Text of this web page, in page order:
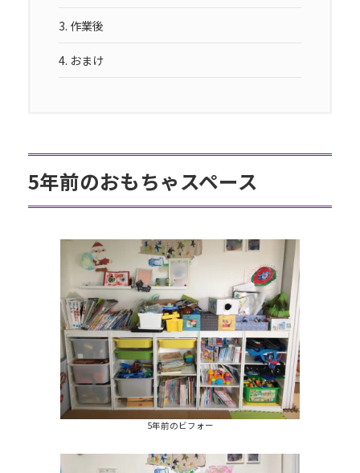
3. 作業後
4. おまけ
5年前のおもちゃスペース
5年前のビフォー